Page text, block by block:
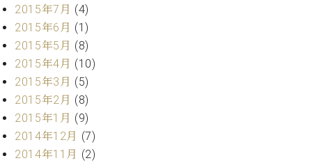
デ
ジ
タ
ル)
報
八
王
子
工
房
ロ
グ
ア
2015年7月 (4)
2015年6月 (1)
2015年5月 (8)
2015年4月 (10)
2015年3月 (5)
2015年2月 (8)
2015年1月 (9)
2014年12月 (7)
2014年11月 (2)